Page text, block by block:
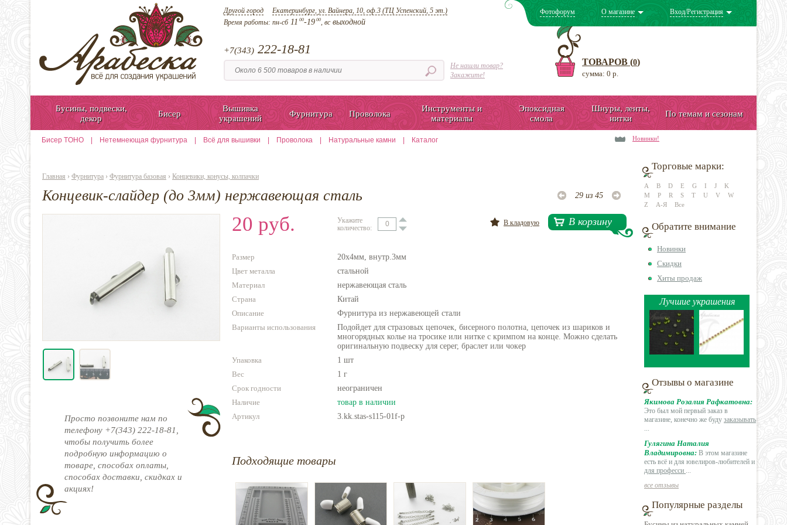
Другой город Екатеринбург, ул. Вайнера, 10, оф.3 (ТЦ Успенский, 5 эт.)
Время работы: пн-сб11 00-19 00, всвыходной
+7(343) 222-18-81
Не нашли товар?
Закажите!
Фотофорум О магазине Вход/Регистрация
ТОВАРОВ (0)
сумма: 0 р.
Бусины, подвески,
декор
Бисер
Вышивка
украшений
Фурнитура Проволока
Инструменты и
материалы
Эпоксидная
смола
Шнуры, ленты,
нитки
По темам и сезонам
Бисер TOHO Нетемнеющая фурнитура Всё для вышивки Проволока Натуральные камни Каталог Новинки!
Главная › Фурнитура › Фурнитура базовая › Концевики, конусы, колпачки
Концевик-слайдер (до 3мм) нержавеющая сталь 29 из 45
Просто позвоните нам по
телефону +7(343) 222-18-81,
чтобы получить более
подробную информацию о
товаре, способах оплаты,
способах доставки, скидках и
акциях!
20 руб.
Укажите
количество:
В корзину
В кладовую
Размер
20х4мм, внутр.3мм
Цвет металла
стальной
Материал
нержавеющая сталь
Страна
Китай
Описание
Фурнитура из нержавеющей стали
Варианты использования
Подойдет для стразовых цепочек, бисерного полотна, цепочек из шариков и
многорядных колье на тросике или нитке с кримпом на конце. Можно сделать
оригинальную подвеску для серег, браслет или чокер
Упаковка
1 шт
Вес
1 г
Срок годности
неограничен
Наличие
товар в наличии
Артикул
3.kk.stas-s115-01f-p
Подходящие товары
Торговые марки:
A B D E G I J
K
M
P R S T U V
W
Z
А-Я Все
Обратите внимание
Новинки
Скидки
Хиты продаж
Лучшие украшения
Отзывы о магазине
Якимова Розалия Рафкатовна:
Это был мой первый заказ в
магазине, конечно же буду заказывать
...
Гулягина Наталия
Владимировна: В этом магазине
есть всё и для ювелиров-любителей и
для професси ...
все отзывы
Популярные разделы